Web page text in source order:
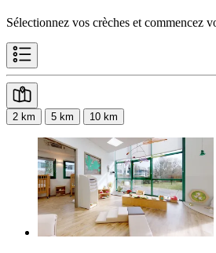
Sélectionnez vos crèches et commencez
2 km 5 km 10 km